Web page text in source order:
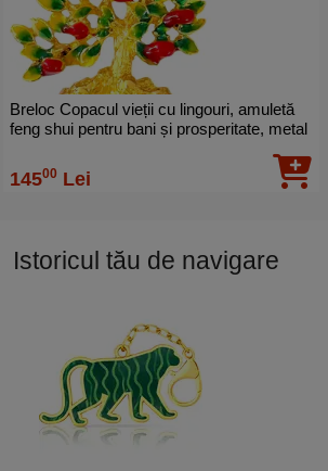
Breloc Copacul vieții cu lingouri, amuletă
feng shui pentru bani și prosperitate, metal
14500 Lei
Istoricul tău de navigare